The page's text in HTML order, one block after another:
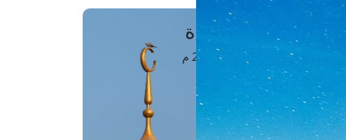
مَواقِيتُ الصَّـــلاة
القاهرة · 06 أغسطس 2026 م
4 :40
الشروق
6 :17